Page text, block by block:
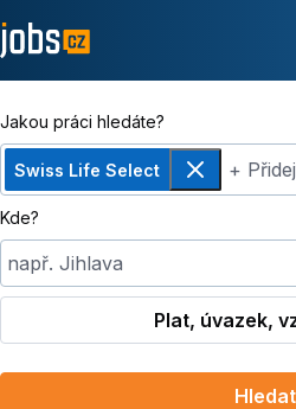
Jakou práci hledáte?
Swiss Life Select
Odebrat
+
Kde?
např. Jihlava
Plat, úvazek,
Hledat